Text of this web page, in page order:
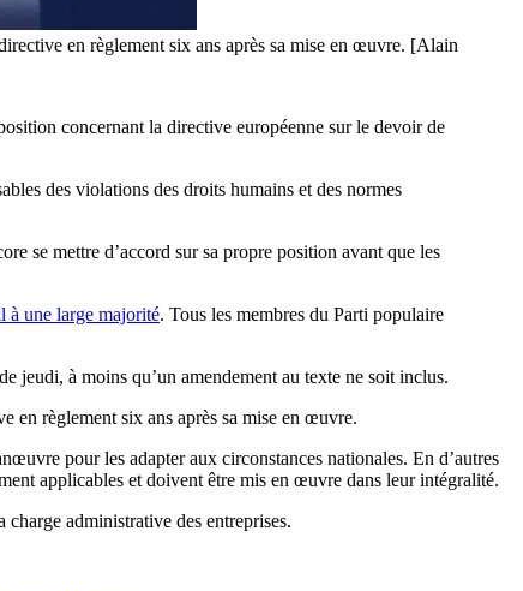
en règlement six ans après sa mise en œuvre. [Alain
concernant la directive européenne sur le devoir de
des violations des droits humains et des normes
se mettre d’accord sur sa propre position avant que les
à une large majorité. Tous les membres du Parti populaire
jeudi, à moins qu’un amendement au texte ne soit inclus.
en règlement six ans après sa mise en œuvre.
pour les adapter aux circonstances nationales. En d’autres
applicables et doivent être mis en œuvre dans leur intégralité.
charge administrative des entreprises.